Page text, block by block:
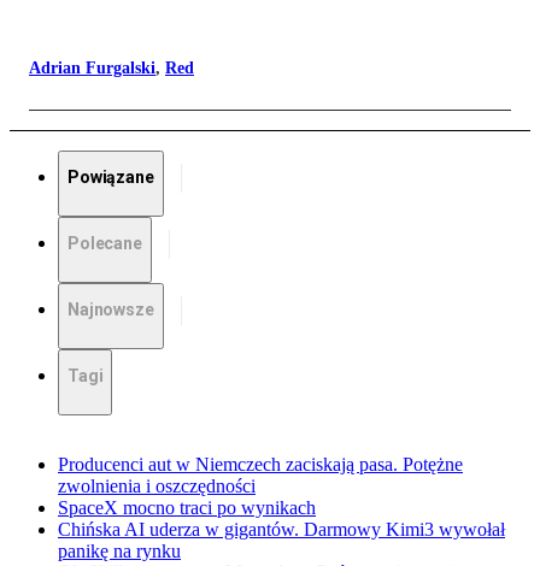
Adrian Furgalski, Red
Powiązane
Polecane
Najnowsze
Tagi
Producenci aut w Niemczech zaciskają pasa. Potężne
zwolnienia i oszczędności
SpaceX mocno traci po wynikach
Chińska AI uderza w gigantów. Darmowy Kimi3 wywołał
panikę na rynku